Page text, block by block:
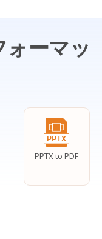
ーマッ
PPTX to PDF